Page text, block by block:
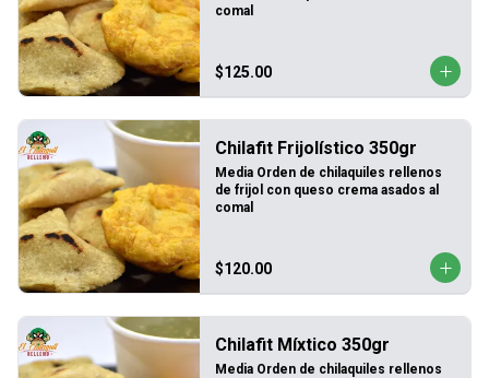
comal
$125.00
Chilafit Frijolístico 350gr
Media Orden de chilaquiles rellenos
de frijol con queso crema asados al
comal
$120.00
Chilafit Míxtico 350gr
Media Orden de chilaquiles rellenos